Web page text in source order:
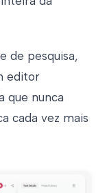
de pesquisa,
editor
que nunca
cada vez mais